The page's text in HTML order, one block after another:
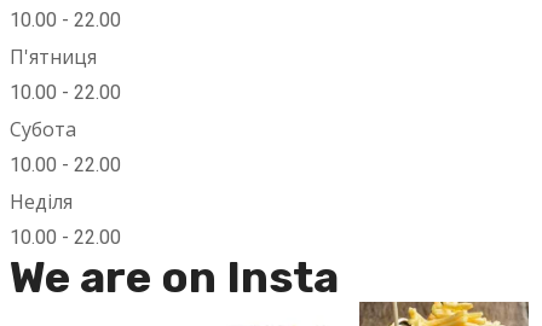
10.00 - 22.00
П'ятниця
10.00 - 22.00
Субота
10.00 - 22.00
Неділя
10.00 - 22.00
We are on Insta